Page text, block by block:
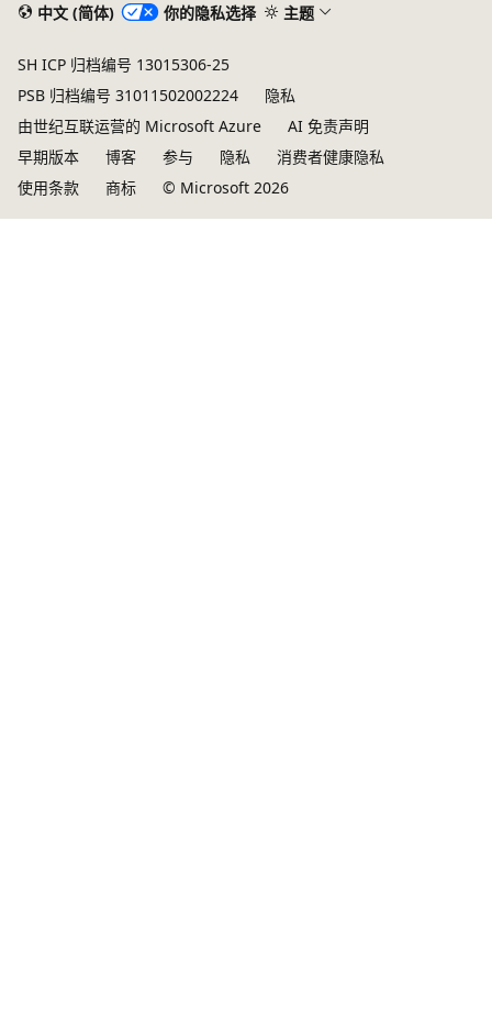
中文 (简体) 你的隐私选择 主题
SH ICP 归档编号 13015306-25
PSB 归档编号 31011502002224
隐私
由世纪互联运营的 Microsoft Azure
AI 免责声明
早期版本
博客 参与 隐私
消费者健康隐私
使用条款
商标 © Microsoft 2026